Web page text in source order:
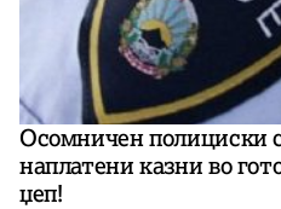
Осомничен полициски
наплатени казни во
џеп!